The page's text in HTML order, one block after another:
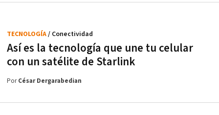
Así es la tecnología que une tu celular
con un satélite de Starlink
TECNOLOGÍA/ Conectividad
PorCésar Dergarabedian